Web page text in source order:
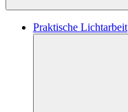
Praktische Lichtarbeit